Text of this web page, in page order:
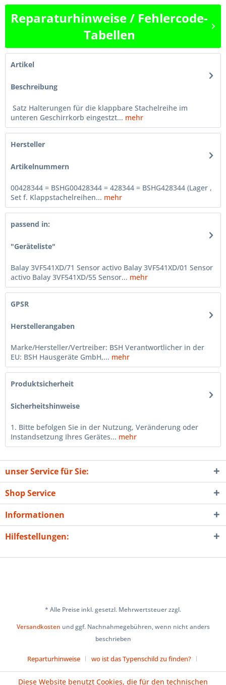
Reparaturhinweise / Fehlercode-
Tabellen
Artikel
Beschreibung
Satz Halterungen für die klappbare Stachelreihe im
unteren Geschirrkorb eingestzt... mehr
Hersteller
Artikelnummern
00428344 = BSHG00428344 = 428344 = BSHG428344 (Lager ,
Set f. Klappstachelreihen... mehr
passend in:
"Geräteliste"
Balay 3VF541XD/71 Sensor activo Balay 3VF541XD/01 Sensor
activo Balay 3VF541XD/55 Sensor... mehr
GPSR
Herstellerangaben
Marke/Hersteller/Vertreiber: BSH Verantwortlicher in der
EU: BSH Hausgeräte GmbH,... mehr
Produktsicherheit
Sicherheitshinweise
1. Bitte befolgen Sie in der Nutzung, Veränderung oder
Instandsetzung Ihres Gerätes... mehr
unser Service für Sie:
Shop Service
Informationen
Hilfestellungen:
* Alle Preise inkl. gesetzl. Mehrwertsteuer zzgl.
Versandkosten und ggf. Nachnahmegebühren, wenn nicht anders
beschrieben
Reparturhinweise
wo ist das Typenschild zu finden?
Diese Website benutzt Cookies, die für den technischen